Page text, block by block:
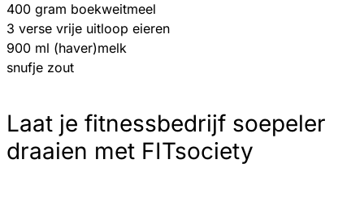
400 gram boekweitmeel
3 verse vrije uitloop eieren
900 ml (haver)melk
snufje zout
Laat je fitnessbedrijf soepeler
draaien met FITsociety